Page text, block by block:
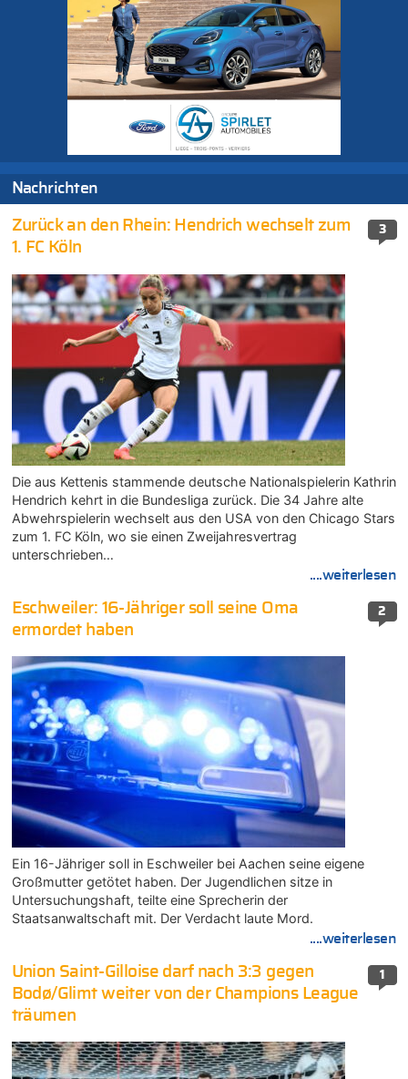
Nachrichten
3
Zurück an den Rhein: Hendrich wechselt zum
1. FC Köln
Die aus Kettenis stammende deutsche Nationalspielerin Kathrin
Hendrich kehrt in die Bundesliga zurück. Die 34 Jahre alte
Abwehrspielerin wechselt aus den USA von den Chicago Stars
zum 1. FC Köln, wo sie einen Zweijahresvertrag
unterschrieben…
....weiterlesen
2
Eschweiler: 16-Jähriger soll seine Oma
ermordet haben
Ein 16-Jähriger soll in Eschweiler bei Aachen seine eigene
Großmutter getötet haben. Der Jugendlichen sitze in
Untersuchungshaft, teilte eine Sprecherin der
Staatsanwaltschaft mit. Der Verdacht laute Mord.
....weiterlesen
1
Union Saint-Gilloise darf nach 3:3 gegen
Bodø/Glimt weiter von der Champions League
träumen